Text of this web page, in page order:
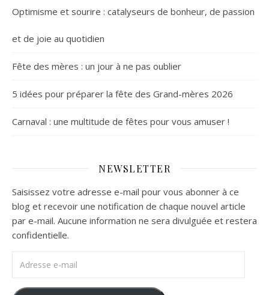
Optimisme et sourire : catalyseurs de bonheur, de passion
et de joie au quotidien
Fête des mères : un jour à ne pas oublier
5 idées pour préparer la fête des Grand-mères 2026
Carnaval : une multitude de fêtes pour vous amuser !
NEWSLETTER
Saisissez votre adresse e-mail pour vous abonner à ce
blog et recevoir une notification de chaque nouvel article
par e-mail. Aucune information ne sera divulguée et restera
confidentielle.